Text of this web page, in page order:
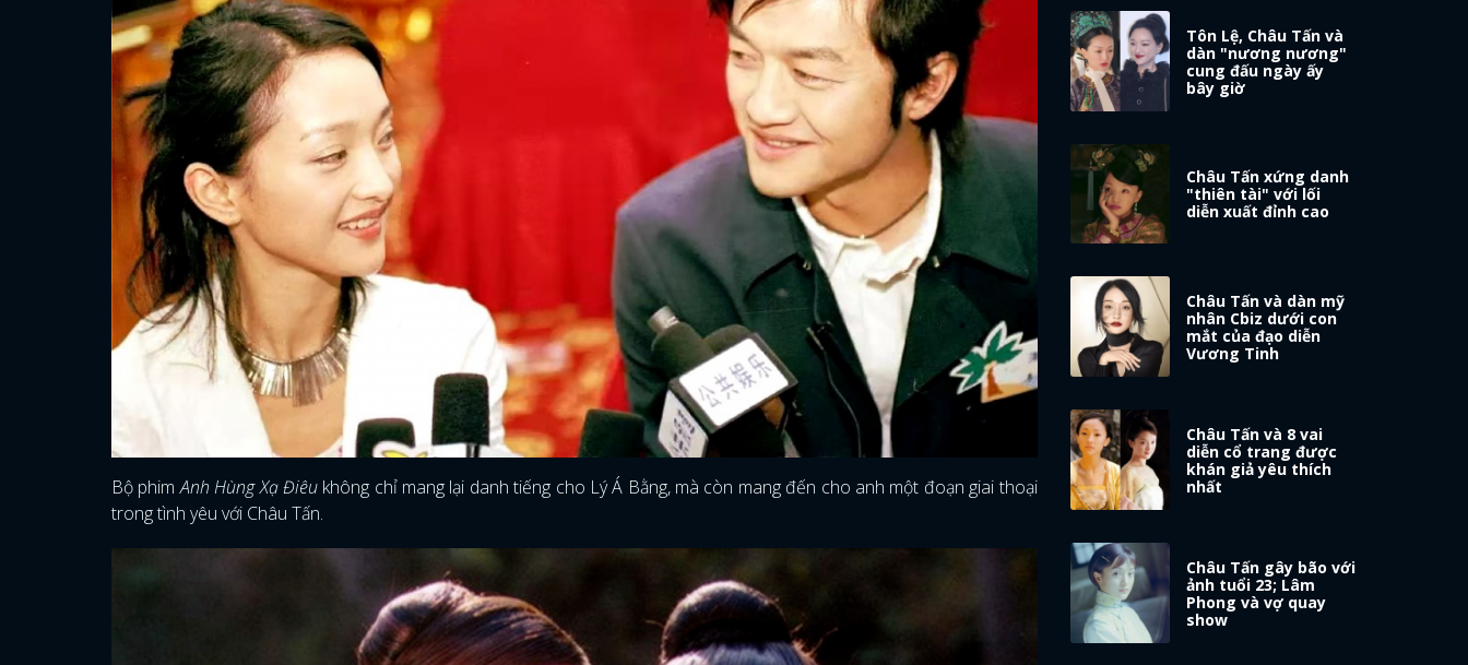
Bộ phimAnh Hùng Xạ Điêukhông chỉ mang lại danh tiếng cho Lý Á Bằng, mà còn mang đến cho anh một đoạn giai thoại
trong tình yêu với Châu Tấn.
Tôn Lệ, Châu Tấn và
dàn "nương nương"
cung đấu ngày ấy
bây giờ
Châu Tấn xứng danh
"thiên tài" với lối
diễn xuất đỉnh cao
Châu Tấn và dàn mỹ
nhân Cbiz dưới con
mắt của đạo diễn
Vương Tinh
Châu Tấn và 8 vai
diễn cổ trang được
khán giả yêu thích
nhất
Châu Tấn gây bão với
ảnh tuổi 23; Lâm
Phong và vợ quay
show